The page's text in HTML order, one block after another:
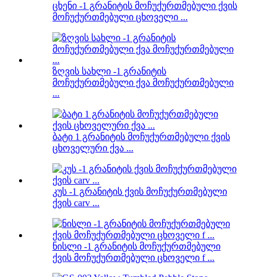
ცხენი -1 გრანიტის მოჩუქურთმებული ქვის
მოჩუქურთმებული ცხოველი ...
ზღვის სახლი -1 გრანიტის
მოჩუქურთმებული ქვა მოჩუქურთმებული
...
ბატი 1 გრანიტის მოჩუქურთმებული ქვის
ცხოველური ქვა ...
კუს -1 გრანიტის ქვის მოჩუქურთმებული
ქვის carv ...
ნისლი -1 გრანიტის მოჩუქურთმებული
ქვის მოჩუქურთმებული ცხოველი f ...